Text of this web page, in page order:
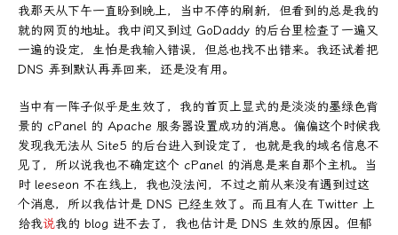
我那天从下午一直盼到晚上，当中不停的刷新，但看到的总是我的
就的网页的地址。我中间又到过 GoDaddy 的后台里检查了一遍又
一遍的设定，生怕是我输入错误，但总也找不出错来。我还试着把
DNS 弄到默认再弄回来，还是没有用。
当中有一阵子似乎是生效了，我的首页上显式的是淡淡的墨绿色背
景的 cPanel 的 Apache 服务器设置成功的消息。偏偏这个时候我
发现我无法从 Site5 的后台进入到设定了，也就是我的域名信息不
见了，所以说我也不确定这个 cPanel 的消息是来自那个主机。当
时 leeseon 不在线上，我也没法问，不过之前从来没有遇到过这
个消息，所以我估计是 DNS 已经生效了。而且有人在 Twitter 上
给我说我的 blog 进不去了，我也估计是 DNS 生效的原因。但郁